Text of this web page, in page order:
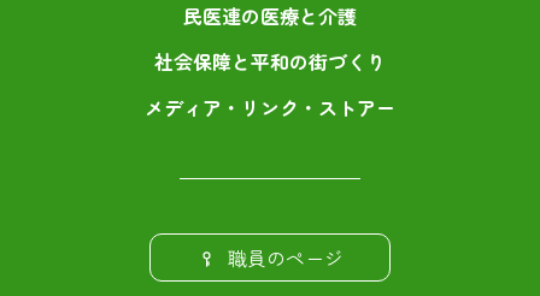
民医連の医療と介護
社会保障と平和の街づくり
メディア・リンク・ストアー
職員のページ